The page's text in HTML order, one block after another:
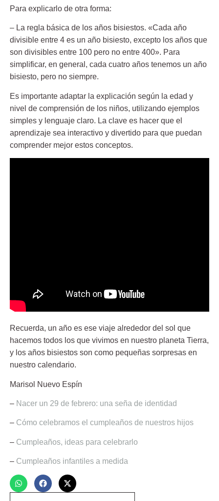
Para explicarlo de otra forma:
– La regla básica de los años bisiestos. «Cada año
divisible entre 4 es un año bisiesto, excepto los años que
son divisibles entre 100 pero no entre 400». Para
simplificar, en general, cada cuatro años tenemos un año
bisiesto, pero no siempre.
Es importante adaptar la explicación según la edad y
nivel de comprensión de los niños, utilizando ejemplos
simples y lenguaje claro. La clave es hacer que el
aprendizaje sea interactivo y divertido para que puedan
comprender mejor estos conceptos.
Recuerda, un año es ese viaje alrededor del sol que
hacemos todos los que vivimos en nuestro planeta Tierra,
y los años bisiestos son como pequeñas sorpresas en
nuestro calendario.
Marisol Nuevo Espín
– Nacer un 29 de febrero: una seña de identidad
– Cómo celebramos el cumpleaños de nuestros hijos
– Cumpleaños, ideas para celebrarlo
– Cumpleaños infantiles a medida